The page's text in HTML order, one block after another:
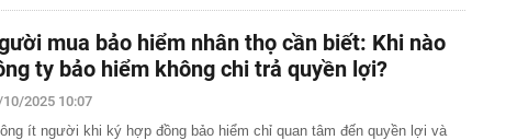
khách không có mặt
báo hiệu phong thủy rất tốt
nhì Việt Nam và vợ hơn 4 tuổi của Bình Minh "dính
từ Việt Nam sang Mỹ
liên tục trồi lên từ nền nhà, gia chủ gọi người kiểm tra rồi
sơ tán
mua bảo hiểm nhân thọ cần biết: Khi nào
ty bảo hiểm không chi trả quyền lợi?
2025 10:07
ít người khi ký hợp đồng bảo hiểm chỉ quan tâm đến quyền lợi và